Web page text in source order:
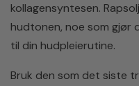
kollagensyntesen.
hudtonen, noe som gjør
til din hudpleierutine.
Bruk den som det siste